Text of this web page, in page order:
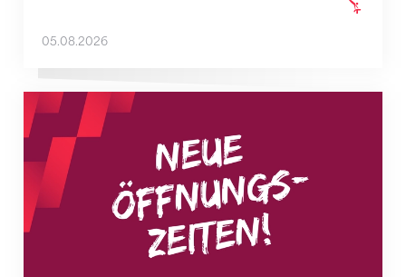
05.08.2026
Neue Empfangszeiten ab 1. August 2026